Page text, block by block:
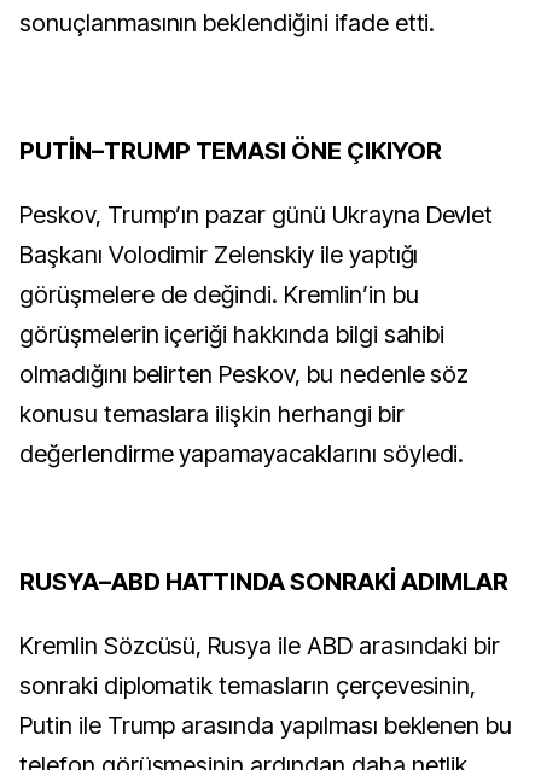
sonuçlanmasının beklendiğini ifade etti.
PUTİN–TRUMP TEMASI ÖNE ÇIKIYOR
Peskov, Trump’ın pazar günü Ukrayna Devlet
Başkanı Volodimir Zelenskiy ile yaptığı
görüşmelere de değindi. Kremlin’in bu
görüşmelerin içeriği hakkında bilgi sahibi
olmadığını belirten Peskov, bu nedenle söz
konusu temaslara ilişkin herhangi bir
değerlendirme yapamayacaklarını söyledi.
RUSYA–ABD HATTINDA SONRAKİ ADIMLAR
Kremlin Sözcüsü, Rusya ile ABD arasındaki bir
sonraki diplomatik temasların çerçevesinin,
Putin ile Trump arasında yapılması beklenen bu